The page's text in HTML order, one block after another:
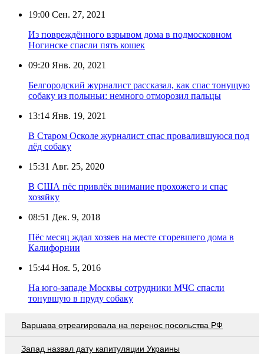
19:00 Сен. 27, 2021
Из повреждённого взрывом дома в подмосковном
Ногинске спасли пять кошек
09:20 Янв. 20, 2021
Белгородский журналист рассказал, как спас тонущую
собаку из полыньи: немного отморозил пальцы
13:14 Янв. 19, 2021
В Старом Осколе журналист спас провалившуюся под
лёд собаку
15:31 Авг. 25, 2020
В США пёс привлёк внимание прохожего и спас
хозяйку
08:51 Дек. 9, 2018
Пёс месяц ждал хозяев на месте сгоревшего дома в
Калифорнии
15:44 Ноя. 5, 2016
На юго-западе Москвы сотрудники МЧС спасли
тонувшую в пруду собаку
Варшава отреагировала на перенос посольства РФ
Запад назвал дату капитуляции Украины